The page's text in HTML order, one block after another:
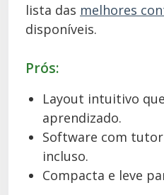
lista das melhores
disponíveis.
Prós:
Layout intuitivo
aprendizado.
Software com
incluso.
Compacta e leve